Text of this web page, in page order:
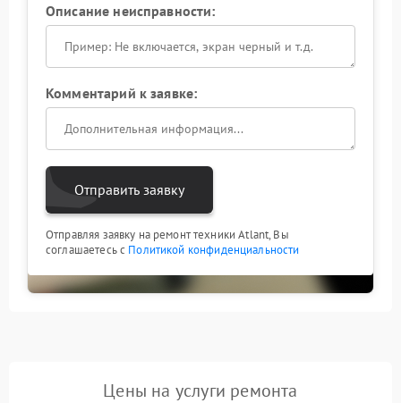
Описание неисправности:
Комментарий к заявке:
Отправить заявку
Отправляя заявку на ремонт техники Atlant, Вы
соглашаетесь с Политикой конфиденциальности
Цены на услуги ремонта